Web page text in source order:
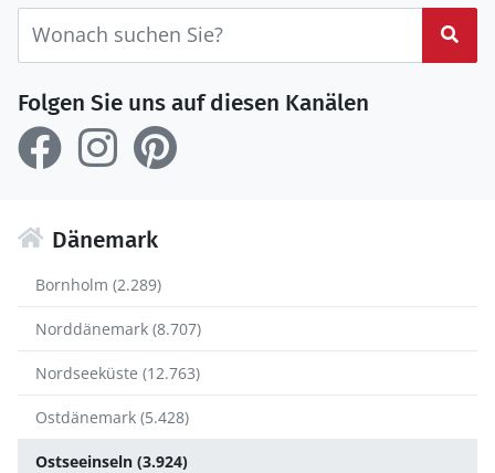
Folgen Sie uns auf diesen Kanälen
Dänemark
Bornholm (2.289)
Norddänemark (8.707)
Nordseeküste (12.763)
Ostdänemark (5.428)
Ostseeinseln (3.924)